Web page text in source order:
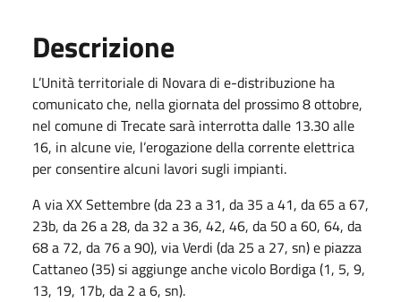
Descrizione
L’Unità territoriale di Novara di e-distribuzione ha
comunicato che, nella giornata del prossimo 8 ottobre,
nel comune di Trecate sarà interrotta dalle 13.30 alle
16, in alcune vie, l’erogazione della corrente elettrica
per consentire alcuni lavori sugli impianti.
A via XX Settembre (da 23 a 31, da 35 a 41, da 65 a 67,
23b, da 26 a 28, da 32 a 36, 42, 46, da 50 a 60, 64, da
68 a 72, da 76 a 90), via Verdi (da 25 a 27, sn) e piazza
Cattaneo (35) si aggiunge anche vicolo Bordiga (1, 5, 9,
13, 19, 17b, da 2 a 6, sn).